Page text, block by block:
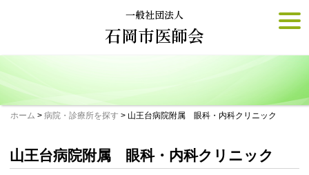
一般社団法人
石岡市医師会
ホーム > 病院・診療所を探す > 山王台病院附属 眼科・内科クリニック
山王台病院附属 眼科・内科クリニック